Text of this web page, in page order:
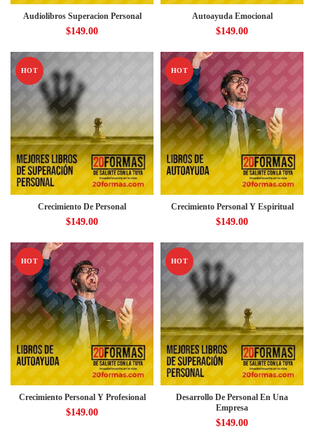
Audiolibros Superacion Personal
$149.00
Autoayuda Emocional
$149.00
HOT
Crecimiento De Personal
$149.00
HOT
Crecimiento Personal Y Espiritual
$149.00
HOT
Crecimiento Personal Y Profesional
$149.00
HOT
Desarrollo De Personal En Una
Empresa
$149.00